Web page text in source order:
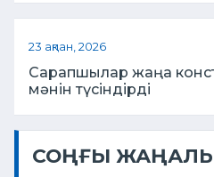
23 ақпан, 2026
Сарапшылар жаңа
мәнін түсіндірді
СОҢҒЫ